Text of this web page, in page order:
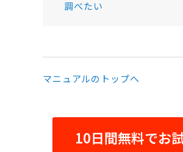
調べたい
マニュアルのトップへ
10日間無料でお